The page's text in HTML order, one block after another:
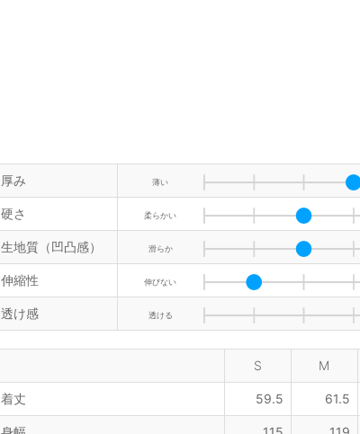
厚み 薄い
硬さ 柔らかい
生地質（凹凸感） 滑らか
伸縮性 伸びない
透け感 透ける
S M
着丈 59.5 61.5